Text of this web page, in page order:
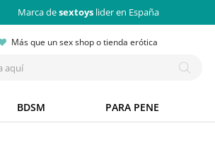
Marca desextoys lider en España
Más que un sex shop o tienda erótica
BDSM PARA PENE